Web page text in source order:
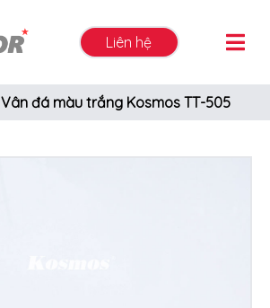
Liên hệ
Vân đá màu trắng Kosmos TT-505